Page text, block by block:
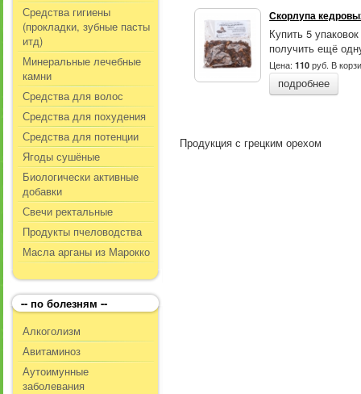
Средства гигиены
(прокладки, зубные пасты
итд)
Минеральные лечебные
камни
Средства для волос
Средства для похудения
Средства для потенции
Ягоды сушёные
Биологически активные
добавки
Свечи ректальные
Продукты пчеловодства
Масла арганы из Марокко
-- по болезням --
Алкоголизм
Авитаминоз
Аутоимунные
заболевания
Скорлупа
Купить 5
получить ещё
Цена:110 руб. В
подробнее
Продукция с грецким орехом